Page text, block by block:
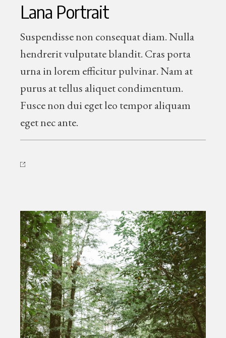
Lana Portrait
Suspendisse non consequat diam. Nulla
hendrerit vulputate blandit. Cras porta
urna in lorem efficitur pulvinar. Nam at
purus at tellus aliquet condimentum.
Fusce non dui eget leo tempor aliquam
eget nec ante.